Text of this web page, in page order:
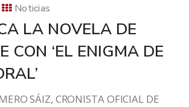
Noticias
LA NOVELA DE
CON ‘EL ENIGMA DE
SÁIZ, CRONISTA OFICIAL DE